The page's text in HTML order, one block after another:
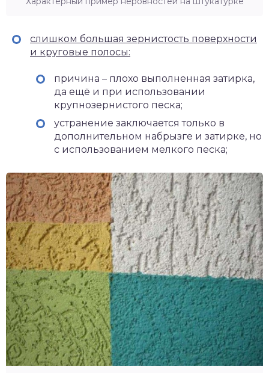
слишком большая зернистость поверхности
и круговые полосы:
причина – плохо выполненная затирка,
да ещё и при использовании
крупнозернистого песка;
устранение заключается только в
дополнительном набрызге и затирке, но
с использованием мелкого песка;